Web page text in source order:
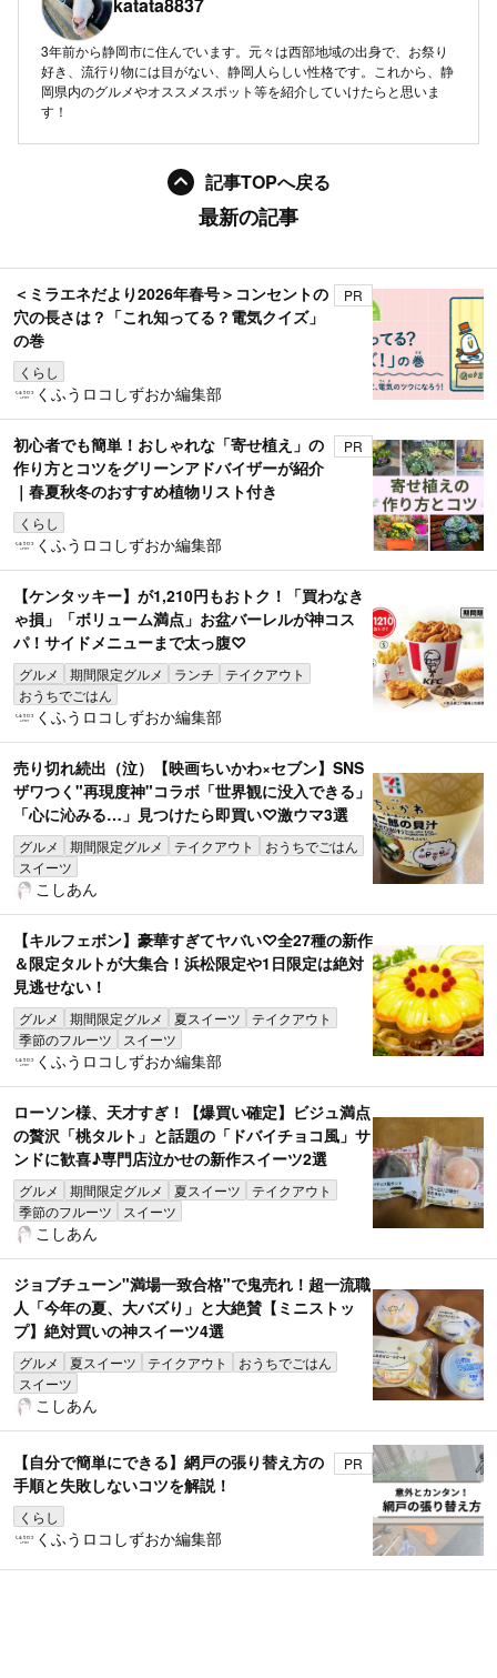
3年前から静岡市に住んでいます。元々は西部地域の出身で、お祭り
好き、流行り物には目がない、静岡人らしい性格です。これから、静
岡県内のグルメやオススメスポット等を紹介していけたらと思いま
す！
記事TOPへ戻る
最新の記事
＜ミラエネだより2026年春号＞コンセントの
穴の長さは？「これ知ってる？電気クイズ」
の巻
くらし
PR
くふうロコしずおか編集部
初心者でも簡単！おしゃれな「寄せ植え」の
作り方とコツをグリーンアドバイザーが紹介
｜春夏秋冬のおすすめ植物リスト付き
くらし
PR
くふうロコしずおか編集部
【ケンタッキー】が1,210円もおトク！「買わなき
ゃ損」「ボリューム満点」お盆バーレルが神コス
パ！サイドメニューまで太っ腹♡
グルメ 期間限定グルメ ランチ
テイクアウト
おうちでごはん
くふうロコしずおか編集部
売り切れ続出（泣）【映画ちいかわ×セブン】SNS
ザワつく"再現度神"コラボ「世界観に没入できる」
「心に沁みる…」見つけたら即買い♡激ウマ3選
グルメ 期間限定グルメ テイクアウト
おうちでごはん
スイーツ
こしあん
【キルフェボン】豪華すぎてヤバい♡全27種の新作
＆限定タルトが大集合！浜松限定や1日限定は絶対
見逃せない！
グルメ 期間限定グルメ 夏スイーツ
テイクアウト
季節のフルーツ
スイーツ
くふうロコしずおか編集部
ローソン様、天才すぎ！【爆買い確定】ビジュ満点
の贅沢「桃タルト」と話題の「ドバイチョコ風」サ
ンドに歓喜♪専門店泣かせの新作スイーツ2選
グルメ 期間限定グルメ 夏スイーツ
テイクアウト
季節のフルーツ
スイーツ
こしあん
ジョブチューン"満場一致合格"で鬼売れ！超一流職
人「今年の夏、大バズり」と大絶賛【ミニストッ
プ】絶対買いの神スイーツ4選
グルメ 夏スイーツ テイクアウト
おうちでごはん
スイーツ
こしあん
【自分で簡単にできる】網戸の張り替え方の
手順と失敗しないコツを解説！
くらし
PR
くふうロコしずおか編集部